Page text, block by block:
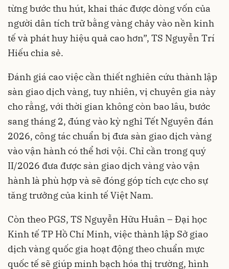
từng bước thu hút, khai thác được dòng vốn của
người dân tích trữ bằng vàng chảy vào nền kinh
tế và phát huy hiệu quả cao hơn”, TS Nguyễn Trí
Hiếu chia sẻ.
Đánh giá cao việc cần thiết nghiên cứu thành lập
sàn giao dịch vàng, tuy nhiên, vị chuyên gia này
cho rằng, với thời gian không còn bao lâu, bước
sang tháng 2, đúng vào kỳ nghỉ Tết Nguyên đán
2026, công tác chuẩn bị đưa sàn giao dịch vàng
vào vận hành có thể hơi vội. Chỉ cần trong quý
II/2026 đưa được sàn giao dịch vàng vào vận
hành là phù hợp và sẽ đóng góp tích cực cho sự
tăng trưởng của kinh tế Việt Nam.
Còn theo PGS, TS Nguyễn Hữu Huân – Đại học
Kinh tế TP Hồ Chí Minh, việc thành lập Sở giao
dịch vàng quốc gia hoạt động theo chuẩn mực
quốc tế sẽ giúp minh bạch hóa thị trường, hình